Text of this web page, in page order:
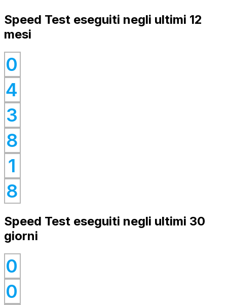
Speed Test eseguiti negli ultimi 12
mesi
0
0
4
0
3
0
8
0
1
0
8
0
Speed Test eseguiti negli ultimi 30
giorni
0
0
0
0